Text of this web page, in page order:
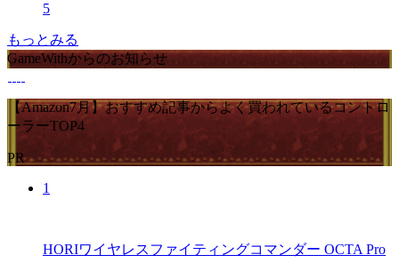
5
もっとみる
GameWithからのお知らせ
【Amazon7月】おすすめ記事からよく買われているコントロ
ーラーTOP4
PR
1
HORIワイヤレスファイティングコマンダー OCTA Pro